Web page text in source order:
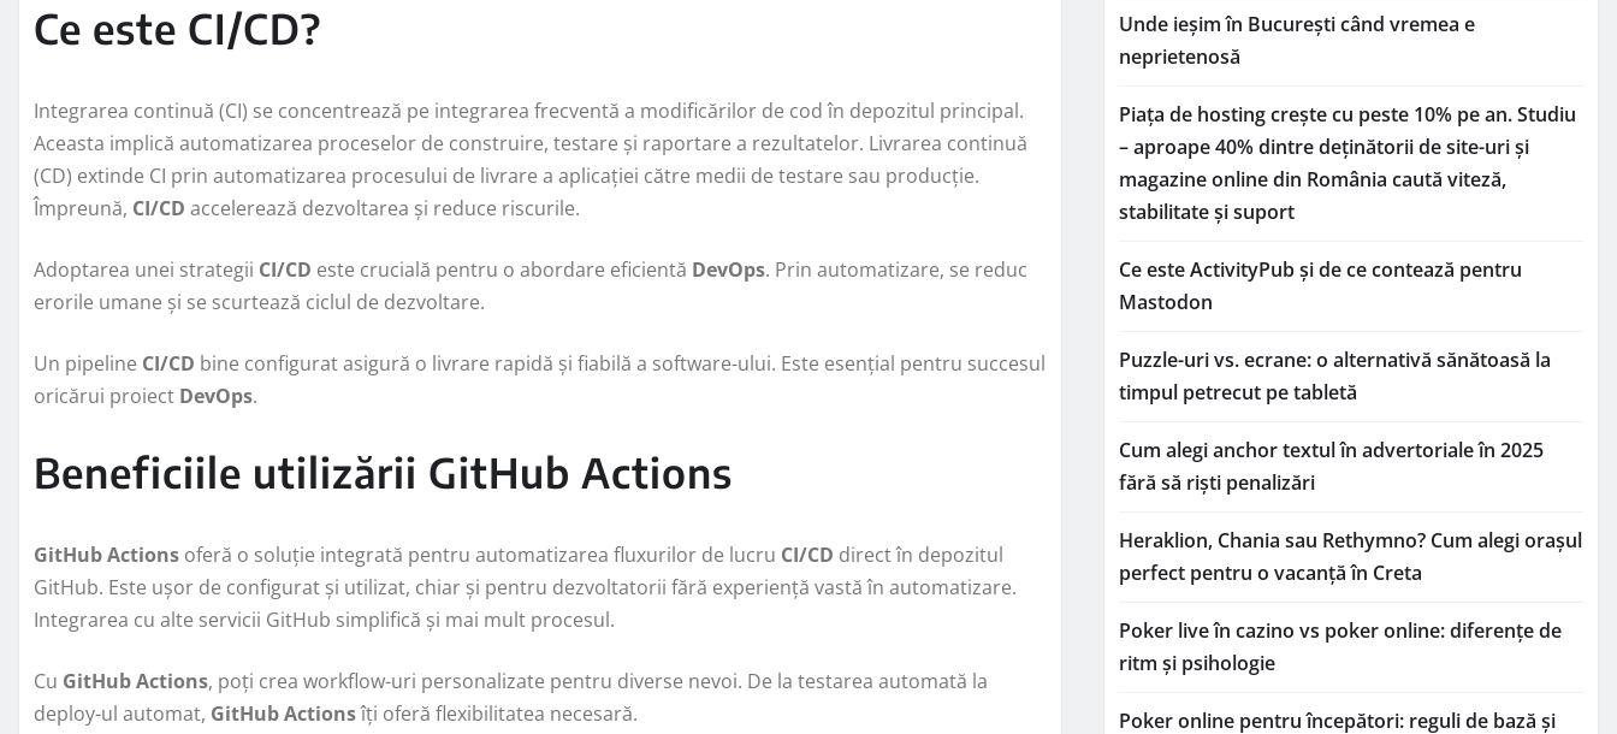
Ce este CI/CD?
Integrarea continuă (CI) se concentrează pe integrarea frecventă a modificărilor de cod în depozitul principal.
Aceasta implică automatizarea proceselor de construire, testare și raportare a rezultatelor. Livrarea continuă
(CD) extinde CI prin automatizarea procesului de livrare a aplicației către medii de testare sau producție.
Împreună, CI/CD accelerează dezvoltarea și reduce riscurile.
Adoptarea unei strategii CI/CD este crucială pentru o abordare eficientă DevOps. Prin automatizare, se reduc
erorile umane și se scurtează ciclul de dezvoltare.
Un pipeline CI/CD bine configurat asigură o livrare rapidă și fiabilă a software-ului. Este esențial pentru succesul
oricărui proiect DevOps.
Beneficiile utilizării GitHub Actions
GitHub Actions oferă o soluție integrată pentru automatizarea fluxurilor de lucru CI/CD direct în depozitul
GitHub. Este ușor de configurat și utilizat, chiar și pentru dezvoltatorii fără experiență vastă în automatizare.
Integrarea cu alte servicii GitHub simplifică și mai mult procesul.
Cu GitHub Actions, poți crea workflow-uri personalizate pentru diverse nevoi. De la testarea automată la
deploy-ul automat, GitHub Actionsîți oferă flexibilitatea necesară.
Unde ieșim în București când vremea e
neprietenosă
Piața de hosting crește cu peste 10% pe an. Studiu
– aproape 40% dintre deținătorii de site-uri și
magazine online din România caută viteză,
stabilitate și suport
Ce este ActivityPub și de ce contează pentru
Mastodon
Puzzle-uri vs. ecrane: o alternativă sănătoasă la
timpul petrecut pe tabletă
Cum alegi anchor textul în advertoriale în 2025
fără să riști penalizări
Heraklion, Chania sau Rethymno? Cum alegi orașul
perfect pentru o vacanță în Creta
Poker live în cazino vs poker online: diferențe de
ritm și psihologie
Poker online pentru începători: reguli de bază și